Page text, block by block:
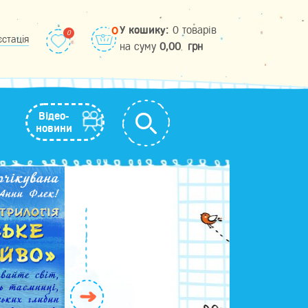
0У кошику: 0 товарів
на cуму 0,00 грн
Відео-
новини